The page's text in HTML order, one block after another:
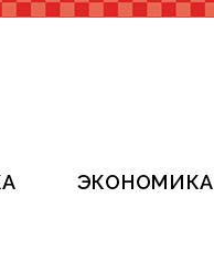
ЭКОНОМИКА